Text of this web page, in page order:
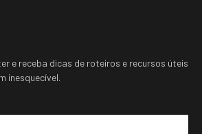
e receba dicas de roteiros e recursos úteis
inesquecível.